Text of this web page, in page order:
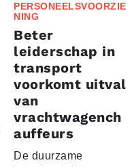
PERSONEELSVOORZIE
NING
Beter
leiderschap in
transport
voorkomt uitval
van
vrachtwagench
auffeurs
De duurzame